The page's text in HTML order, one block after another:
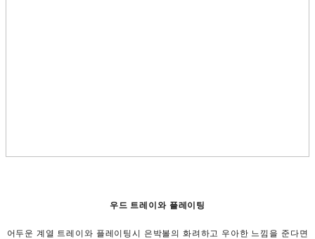
우드 트레이와 플레이팅
어두운 계열 트레이와 플레이팅시 은박볼의 화려하고 우아한 느낌을 준다면